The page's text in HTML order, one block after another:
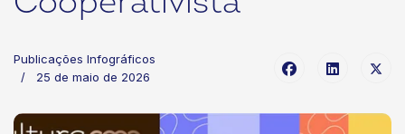
Publicações Infográficos
25 de maio de 2026